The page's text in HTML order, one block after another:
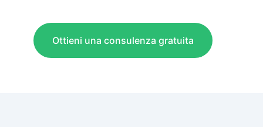
Ottieni una consulenza gratuita